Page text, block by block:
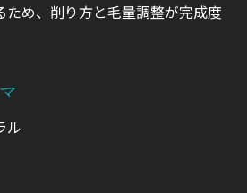
ため、削り方と毛量調整が完成度
ル